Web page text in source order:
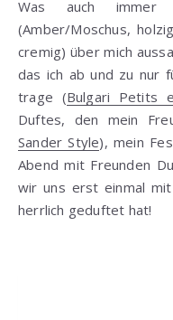
Was auch immer
(Amber/Moschus,
cremig) über mich
das ich ab und zu nur
trage (Bulgari Petits
Duftes, den mein
Sander Style), mein
Abend mit Freunden
wir uns erst einmal
herrlich geduftet hat!